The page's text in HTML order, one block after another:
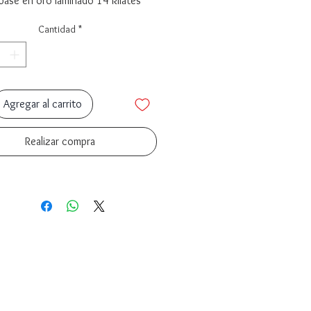
Cantidad *
Agregar al carrito
Realizar compra